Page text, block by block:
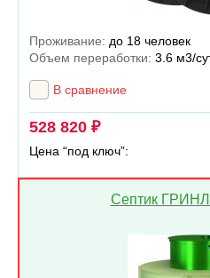
Проживание: до 18 человек
Объем переработки: 3.6 м3/
В сравнение
528 820 ₽
Цена “под ключ”:
Септик